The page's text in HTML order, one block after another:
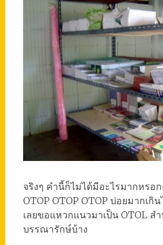
จริงๆ คำนี้ก็ไม่ได้มีอะไรมากหรอ
OTOP OTOP OTOP บ่อยมากเกิน
เลยขอแหวกแนวมาเป็น OTOL ส
บรรณารักษ์บ้าง